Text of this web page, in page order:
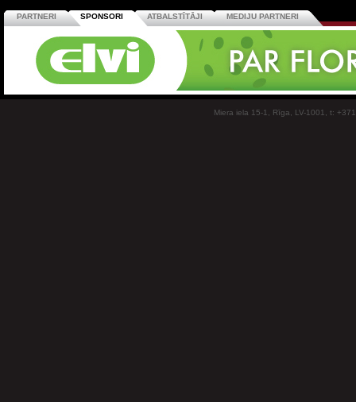
PARTNERI SPONSORI ATBALSTĪTĀJI MEDIJU PARTNERI
Miera iela 15-1, Rīga, LV-1001, t: